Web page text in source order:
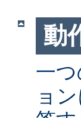
動
一
ョ